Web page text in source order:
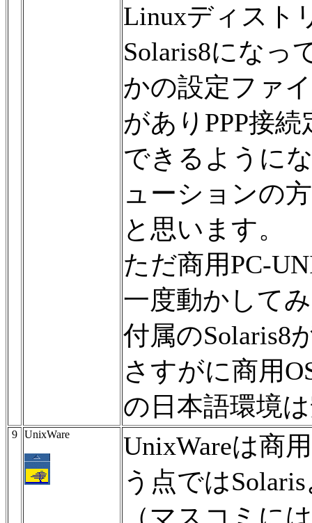
Linuxディスト
Solaris8になっ
かの設定ファ
がありPPP接
できるように
ューションの
と思います。
ただ商用PC-
一度動かして
付属のSolaris8
さすがに商用
の日本語環境
9 UnixWare
UnixWareは商
う点では
（マスコミに